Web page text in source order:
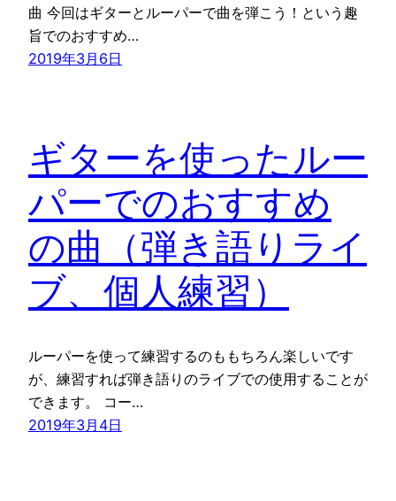
曲 今回はギターとルーパーで曲を弾こう！という趣
旨でのおすすめ…
2019年3月6日
ギターを使ったルー
パーでのおすすめ
の曲（弾き語りライ
ブ、個人練習）
ルーパーを使って練習するのももちろん楽しいです
が、練習すれば弾き語りのライブでの使用することが
できます。 コー…
2019年3月4日